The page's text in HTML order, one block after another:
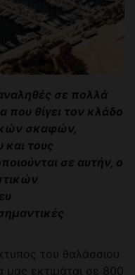
σε πολλά
που θίγει τον κλάδο
σκαφών,
και τους
σε αυτήν, ο
του θαλάσσιου
μας εκτιμάται σε 800